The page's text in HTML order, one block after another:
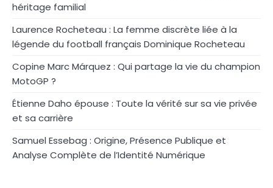
héritage familial
Laurence Rocheteau : La femme discrète liée à la
légende du football français Dominique Rocheteau
Copine Marc Márquez : Qui partage la vie du champion
MotoGP ?
Étienne Daho épouse : Toute la vérité sur sa vie privée
et sa carrière
Samuel Essebag : Origine, Présence Publique et
Analyse Complète de l’Identité Numérique